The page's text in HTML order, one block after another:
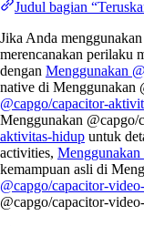
Judul bagian
Jika Anda menggunakan
merencanakan perilaku
dengan Menggunakan
native di Menggunakan
@capgo/capacitor-
Menggunakan
aktivitas-hidup untuk
activities,
kemampuan asli di
@capgo/capacitor-
@capgo/capacitor-